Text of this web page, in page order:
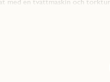
med en tvättmaskin och
i kompositsten. Under
skapar en stilren känsla.
mikro och integrerad